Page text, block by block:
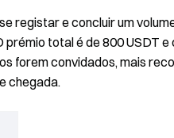
registar e concluir um
prémio total é de 800 USDT
forem convidados, mais
chegada.